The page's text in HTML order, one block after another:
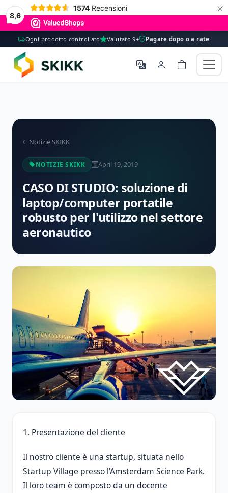
8,6
1574 Recensioni ×
Ogni prodotto controllato Valutato 9+ Pagare dopo o a rate
Notizie SKIKK
NOTIZIE SKIKK April 19, 2019
CASO DI STUDIO: soluzione di
laptop/computer portatile
robusto per l'utilizzo nel settore
aeronautico
1. Presentazione del cliente
Il nostro cliente è una startup, situata nello
Startup Village presso l'Amsterdam Science Park.
Il loro team è composto da un docente